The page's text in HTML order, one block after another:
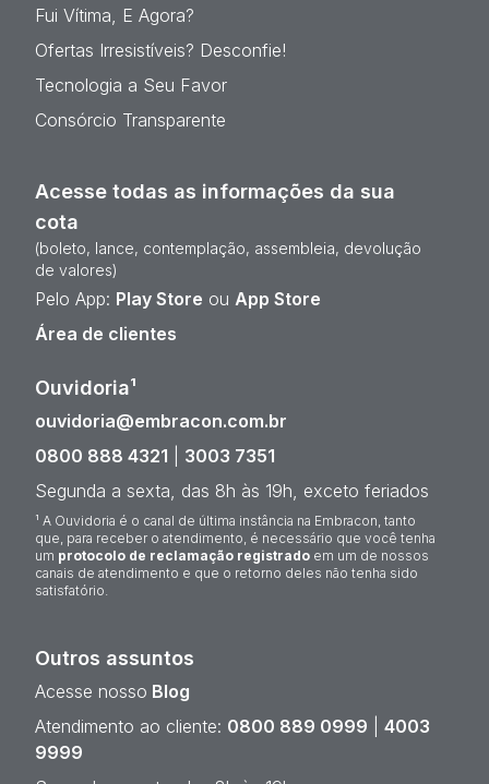
Fui Vítima, E Agora?
Ofertas Irresistíveis? Desconfie!
Tecnologia a Seu Favor
Consórcio Transparente
Acesse todas as informações da sua
cota
(boleto, lance, contemplação, assembleia, devolução
de valores)
Pelo App: Play Store ou App Store
Área de clientes
Ouvidoria¹
ouvidoria@embracon.com.br
0800 888 4321
3003 7351
Segunda a sexta, das 8h às 19h, exceto feriados
¹ A Ouvidoria é o canal de última instância na Embracon, tanto
que, para receber o atendimento, é necessário que você tenha
um protocolo de reclamação registrado em um de nossos
canais de atendimento e que o retorno deles não tenha sido
satisfatório.
Outros assuntos
Acesse nosso Blog
Atendimento ao cliente: 0800 889 0999
4003
9999